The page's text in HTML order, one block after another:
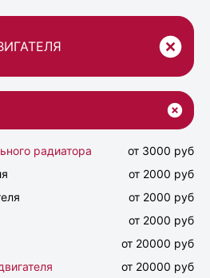
радиатора
от 3000 руб
от 2000 руб
от 2000 руб
от 2000 руб
от 20000 руб
от 20000 руб